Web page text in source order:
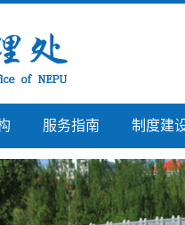
服务指南 制度建